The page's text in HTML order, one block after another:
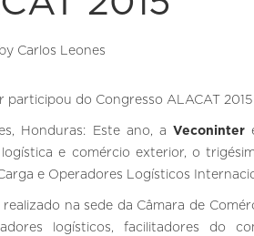
Carlos Leones
Honduras: Este ano, a Veconinter
e comércio exterior, o
e Operadores Logísticos
na sede da Câmara de
logísticos, facilitadores do